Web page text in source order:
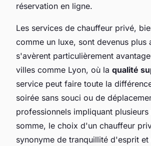
réservation en ligne.
Les services de chauffeur privé,
comme un luxe, sont devenus plus
s'avèrent particulièrement
villes comme Lyon, où la qualité
service peut faire toute la
soirée sans souci ou de
professionnels impliquant plusieurs
somme, le choix d'un chauffeur
synonyme de tranquillité d'esprit et